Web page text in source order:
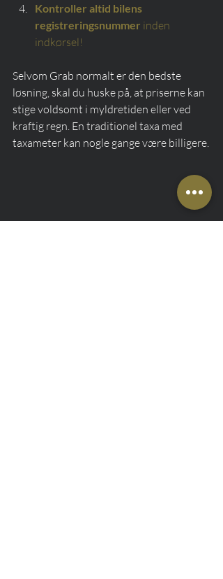
Kontroller altid bilens
registreringsnummer inden
indkørsel!
Selvom Grab normalt er den bedste
løsning, skal du huske på, at priserne kan
stige voldsomt i myldretiden eller ved
kraftig regn. En traditionel taxa med
taxameter kan nogle gange være billigere.